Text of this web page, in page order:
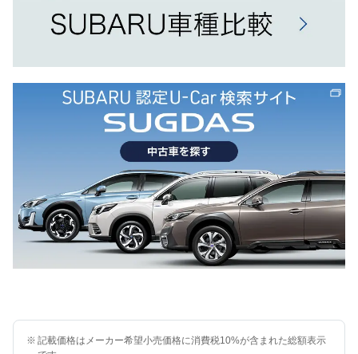
※ 記載価格はメーカー希望小売価格に消費税10%が含まれた総額表示